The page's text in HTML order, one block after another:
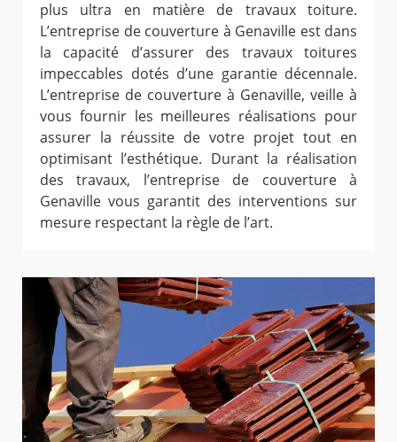
plus ultra en matière de travaux toiture.
L’entreprise de couverture à Genaville est dans
la capacité d’assurer des travaux toitures
impeccables dotés d’une garantie décennale.
L’entreprise de couverture à Genaville, veille à
vous fournir les meilleures réalisations pour
assurer la réussite de votre projet tout en
optimisant l’esthétique. Durant la réalisation
des travaux, l’entreprise de couverture à
Genaville vous garantit des interventions sur
mesure respectant la règle de l’art.